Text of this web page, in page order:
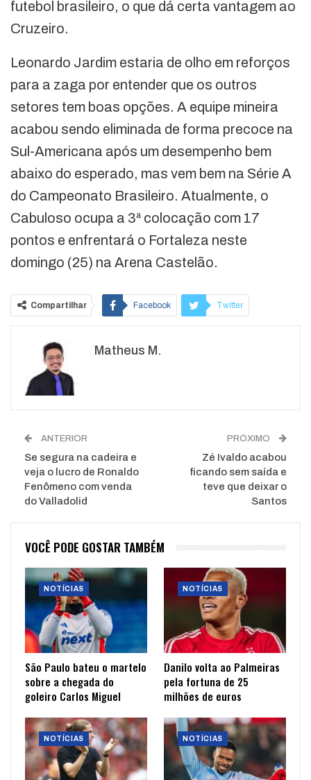
futebol brasileiro, o que dá certa vantagem ao
Cruzeiro.
Leonardo Jardim estaria de olho em reforços
para a zaga por entender que os outros
setores tem boas opções. A equipe mineira
acabou sendo eliminada de forma precoce na
Sul-Americana após um desempenho bem
abaixo do esperado, mas vem bem na Série A
do Campeonato Brasileiro. Atualmente, o
Cabuloso ocupa a 3ª colocação com 17
pontos e enfrentará o Fortaleza neste
domingo (25) na Arena Castelão.
Compartilhar Facebook Twitter
WhatsApp
Matheus M.
ANTERIOR
Se segura na cadeira e
veja o lucro de Ronaldo
Fenômeno com venda
do Valladolid
PRÓXIMO
Zé Ivaldo acabou
ficando sem saída e
teve que deixar o
Santos
VOCÊ PODE GOSTAR TAMBÉM
NOTÍCIAS
São Paulo bateu o martelo
sobre a chegada do
goleiro Carlos Miguel
NOTÍCIAS
Danilo volta ao Palmeiras
pela fortuna de 25
milhões de euros
NOTÍCIAS NOTÍCIAS